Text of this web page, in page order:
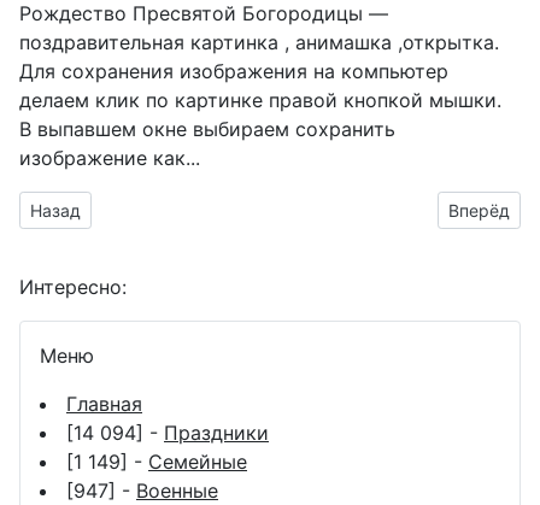
Рождество Пресвятой Богородицы —
поздравительная картинка , анимашка ,открытка.
Для сохранения изображения на компьютер
делаем клик по картинке правой кнопкой мышки.
В выпавшем окне выбираем сохранить
изображение как...
Предыдущий материал: Рождество Пресвятой Богородицы
Назад Вперёд
Интересно:
Меню
Главная
[14 094] - Праздники
[1 149] - Семейные
[947] - Военные